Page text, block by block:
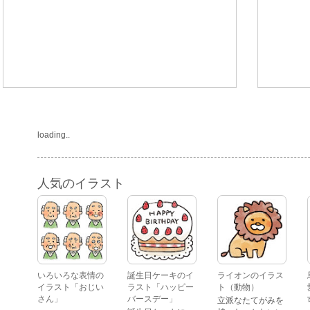
loading..
人気のイラスト
いろいろな表情の
イラスト「おじい
さん」
誕生日ケーキのイ
ラスト「ハッピー
バースデー」
ライオンのイラス
ト（動物）
立派なたてがみを